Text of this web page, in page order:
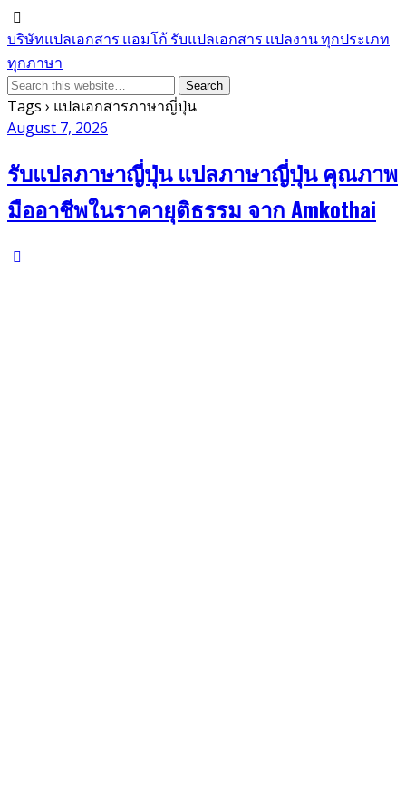
บริษัทแปลเอกสาร แอมโก้ รับแปลเอกสาร แปลงาน ทุกประเภท
ทุกภาษา
Tags › แปลเอกสารภาษาญี่ปุ่น
August 7, 2026
รับแปลภาษาญี่ปุ่น แปลภาษาญี่ปุ่น คุณภาพ
มืออาชีพในราคายุติธรรม จาก Amkothai